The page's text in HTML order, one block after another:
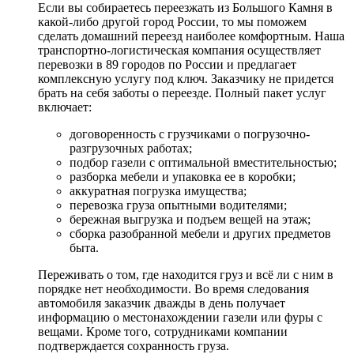
Если вы собираетесь переезжать из Большого Камня в
какой-либо другой город России, то мы поможем
сделать домашний переезд наиболее комфортным. Наша
транспортно-логистическая компания осуществляет
перевозки в 89 городов по России и предлагает
комплексную услугу под ключ. Заказчику не придется
брать на себя заботы о переезде. Полный пакет услуг
включает:
договоренность с грузчиками о погрузочно-
разгрузочных работах;
подбор газели с оптимальной вместительностью;
разборка мебели и упаковка ее в коробки;
аккуратная погрузка имущества;
перевозка груза опытными водителями;
бережная выгрузка и подъем вещей на этаж;
сборка разобранной мебели и других предметов
быта.
Переживать о том, где находится груз и всё ли с ним в
порядке нет необходимости. Во время следования
автомобиля заказчик дважды в день получает
информацию о местонахождении газели или фуры с
вещами. Кроме того, сотрудниками компании
подтверждается сохранность груза.